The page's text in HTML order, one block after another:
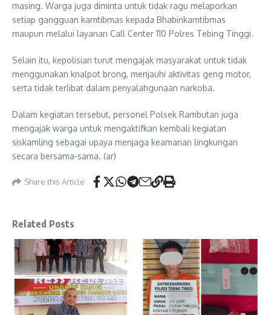
masing. Warga juga diminta untuk tidak ragu melaporkan
setiap gangguan kamtibmas kepada Bhabinkamtibmas
maupun melalui layanan Call Center 110 Polres Tebing Tinggi.
Selain itu, kepolisian turut mengajak masyarakat untuk tidak
menggunakan knalpot brong, menjauhi aktivitas geng motor,
serta tidak terlibat dalam penyalahgunaan narkoba.
Dalam kegiatan tersebut, personel Polsek Rambutan juga
mengajak warga untuk mengaktifkan kembali kegiatan
siskamling sebagai upaya menjaga keamanan lingkungan
secara bersama-sama. (ar)
Share this Article
Related Posts